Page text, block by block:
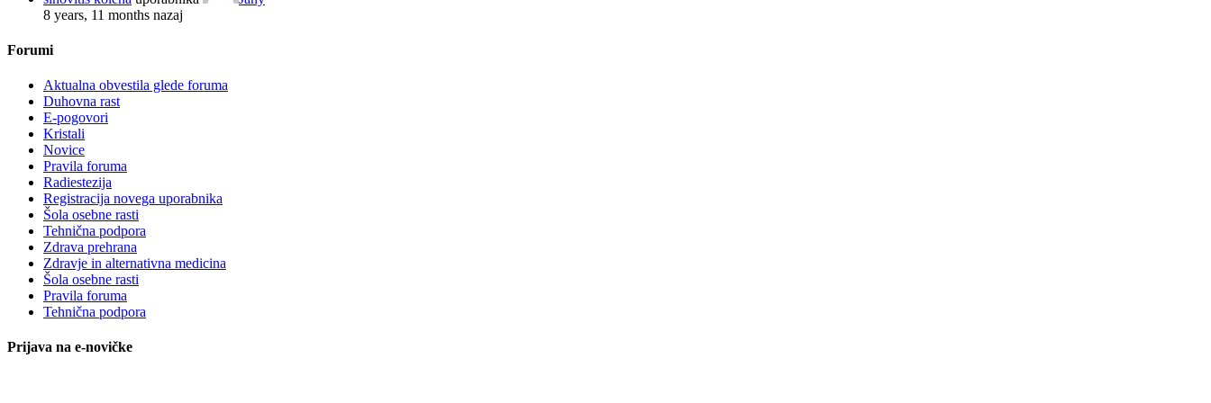
8 years, 11 months nazaj
Forumi
Aktualna obvestila glede foruma
Duhovna rast
E-pogovori
Kristali
Novice
Pravila foruma
Radiestezija
Registracija novega uporabnika
Šola osebne rasti
Tehnična podpora
Zdrava prehrana
Zdravje in alternativna medicina
Šola osebne rasti
Pravila foruma
Tehnična podpora
Prijava na e-novičke